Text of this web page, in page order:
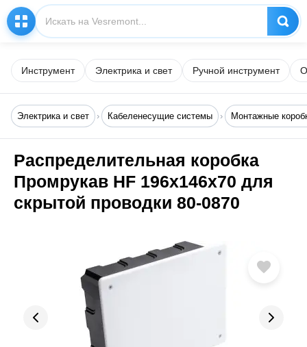
Инструмент Электрика и свет Ручной инструмент
Электрика и свет Кабеленесущие системы Монтажные
Распределительная коробка
Промрукав HF 196х146х70 для
скрытой проводки 80-0870